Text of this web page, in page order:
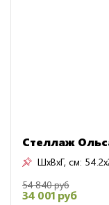
Стеллаж
ШxВxГ, см:
54 840 руб
34 001 руб